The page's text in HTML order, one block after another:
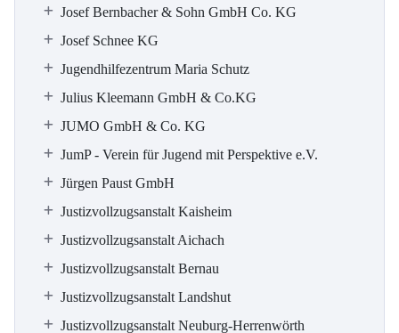
Josef Bernbacher & Sohn GmbH Co. KG
Josef Schnee KG
Jugendhilfezentrum Maria Schutz
Julius Kleemann GmbH & Co.KG
JUMO GmbH & Co. KG
JumP - Verein für Jugend mit Perspektive e.V.
Jürgen Paust GmbH
Justizvollzugsanstalt Kaisheim
Justizvollzugsanstalt Aichach
Justizvollzugsanstalt Bernau
Justizvollzugsanstalt Landshut
Justizvollzugsanstalt Neuburg-Herrenwörth